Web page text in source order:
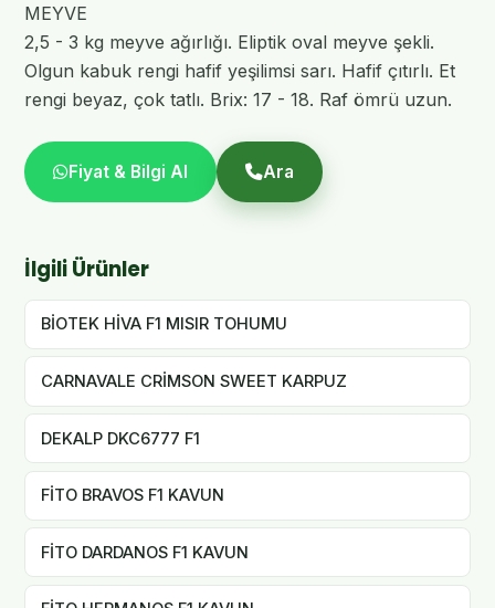
MEYVE
2,5 - 3 kg meyve ağırlığı. Eliptik oval meyve şekli.
Olgun kabuk rengi hafif yeşilimsi sarı. Hafif çıtırlı. Et
rengi beyaz, çok tatlı. Brix: 17 - 18. Raf ömrü uzun.
Fiyat & Bilgi Al Ara
İlgili Ürünler
BİOTEK HİVA F1 MISIR TOHUMU
CARNAVALE CRİMSON SWEET KARPUZ
DEKALP DKC6777 F1
FİTO BRAVOS F1 KAVUN
FİTO DARDANOS F1 KAVUN